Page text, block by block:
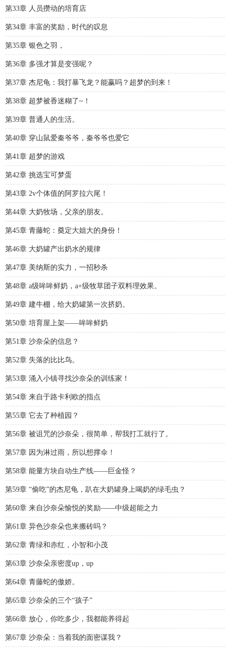
第33章 人员攒动的培育店
第34章 丰富的奖励，时代的叹息
第35章 银色之羽，
第36章 多强才算是变强呢？
第37章 杰尼龟：我打暴飞龙？能赢吗？超梦的到来！
第38章 超梦被香迷糊了~！
第39章 普通人的生活。
第40章 穿山鼠爱秦爷爷，秦爷爷也爱它
第41章 超梦的游戏
第42章 挑选宝可梦蛋
第43章 2v个体值的阿罗拉六尾！
第44章 大奶牧场，父亲的朋友。
第45章 青藤蛇：奠定大姐大的身份！
第46章 大奶罐产出奶水的规律
第47章 美纳斯的实力，一招秒杀
第48章 a级哞哞鲜奶，a+级牧草团子双料理效果。
第49章 建牛棚，给大奶罐第一次挤奶。
第50章 培育屋上架——哞哞鲜奶
第51章 沙奈朵的信息？
第52章 失落的比比鸟。
第53章 涌入小镇寻找沙奈朵的训练家！
第54章 来自于路卡利欧的指点
第55章 它去了种植园？
第56章 被诅咒的沙奈朵，很简单，帮我打工就行了。
第57章 因为淋过雨，所以想撑伞！
第58章 能量方块自动生产线——巨金怪？
第59章 “偷吃”的杰尼龟，趴在大奶罐身上喝奶的绿毛虫？
第60章 来自沙奈朵愉悦的奖励——中级超能之力
第61章 异色沙奈朵也来搬砖吗？
第62章 青绿和赤红，小智和小茂
第63章 沙奈朵亲密度up，up
第64章 青藤蛇的傲娇。
第65章 沙奈朵的三个“孩子”
第66章 放心，你吃多少，我都能养得起
第67章 沙奈朵：当着我的面密谋我？